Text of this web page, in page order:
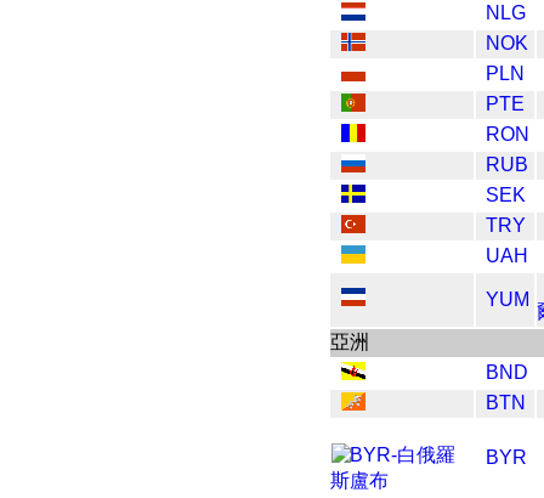
NLG
NOK
PLN
PTE
RON
RUB
SEK
TRY
UAH
YUM
亞洲
BND
BTN
BYR